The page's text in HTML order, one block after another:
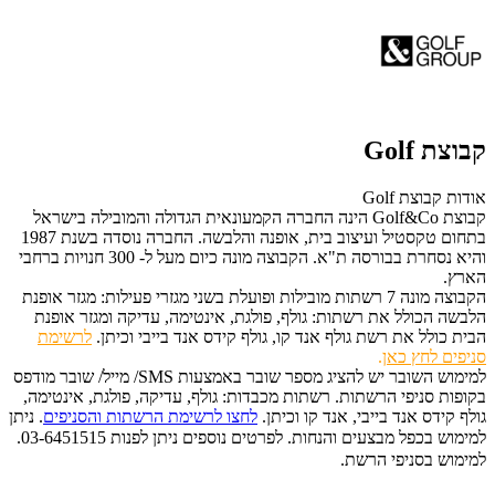
קבוצת Golf
אודות קבוצת Golf
קבוצת Golf&Co הינה החברה הקמעונאית הגדולה והמובילה בישראל
בתחום טקסטיל ועיצוב בית, אופנה והלבשה. החברה נוסדה בשנת 1987
והיא נסחרת בבורסה ת"א. הקבוצה מונה כיום מעל ל- 300 חנויות ברחבי
הארץ.
הקבוצה מונה 7 רשתות מובילות ופועלת בשני מגזרי פעילות: מגזר אופנת
הלבשה הכולל את רשתות: גולף, פולגת, אינטימה, עדיקה ומגזר אופנת
הבית כולל את רשת גולף אנד קו, גולף קידס אנד בייבי וכיתן. לרשימת
סניפים לחץ כאן.
למימוש השובר יש להציג מספר שובר באמצעות SMS/ מייל/ שובר מודפס
בקופות סניפי הרשתות. רשתות מכבדות: גולף, עדיקה, פולגת, אינטימה,
גולף קידס אנד בייבי, אנד קו וכיתן. לחצו לרשימת הרשתות והסניפים. ניתן
למימוש בכפל מבצעים והנחות.
לפרטים נוספים ניתן לפנות 03-6451515.
למימוש בסניפי הרשת.